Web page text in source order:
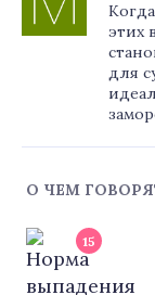
этих
для
О ЧЕМ
15